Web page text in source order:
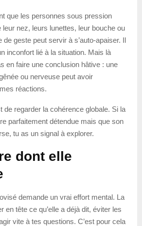
que les personnes sous pression
leur nez, leurs lunettes, leur bouche ou
de geste peut servir à s’auto-apaiser. Il
inconfort lié à la situation. Mais là
en faire une conclusion hâtive : une
ou nerveuse peut avoir
réactions.
de regarder la cohérence globale. Si la
parfaitement détendue mais que son
tu as un signal à explorer.
dont elle
demande un vrai effort mental. La
en tête ce qu’elle a déjà dit, éviter les
vite à tes questions. C’est pour cela